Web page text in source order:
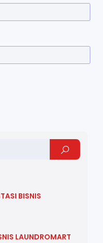
BISNIS
LAUNDROMART